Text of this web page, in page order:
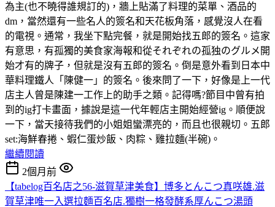
為主(也不曉得誰規訂的)，牆上貼滿了料理的菜單、酒品的
dm，當然還有一些名人的簽名和天花板角落，感覺沒人在看
的電視。通常，我坐下點完餐，就是開始找五郎的簽名。這家
有意思，有孤獨的美食家海報和從それぞれの孤独のグルメ開
始才有的牌子，但就是沒有五郎的簽名。倒是意外看到日本中
華料理鐵人「陳健一」的簽名。後來問了一下，好像是上一代
店主人曾是陳建一工作上的助手之類。記得嗎?節目中曾有拍
到的ig打卡畫面，據說是這一代年輕店主開始經營ig。順便說
一下，當天接待我們的小姐姐蠻漂亮的，而且也很親切。五郎
set:海鮮春捲、蝦仁蛋炒飯、肉粽、雞拉麵(半碗)。
繼續閱讀
2個月前
【tabelog百名店之56-滋賀草津美食】博多とんこつ真咲雄.滋
賀草津唯一入選拉麵百名店.獨樹一格發酵系厚んこつ湯頭